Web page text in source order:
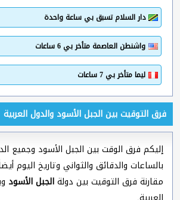
دار السلام تسبق بي ساعة واحدة
واشنطن العاصمة متأخر بي 6 ساعات
ليما متأخر بي 7 ساعات
فرق التوقيت بين الجبل الأسود والدول العربية
إليكم فرق الوقت بين الجبل الأسود وجميع
بالساعات والدقائق والثواني وتاريخ اليوم
مقارنة فرق التوقيت بين دولةالجبل الأسود